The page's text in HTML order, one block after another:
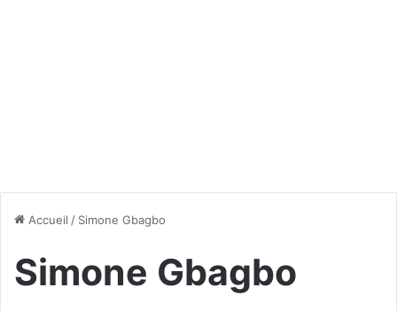
Accueil / Simone Gbagbo
Simone Gbagbo